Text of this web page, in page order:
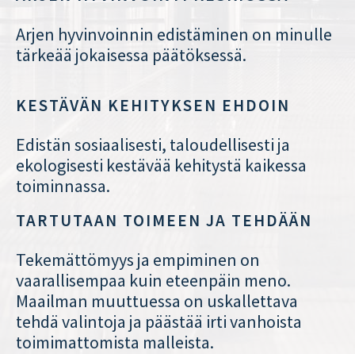
Arjen hyvinvoinnin edistäminen on minulle
tärkeää jokaisessa päätöksessä.
KESTÄVÄN KEHITYKSEN EHDOIN
Edistän sosiaalisesti, taloudellisesti ja
ekologisesti kestävää kehitystä kaikessa
toiminnassa.
TARTUTAAN TOIMEEN JA TEHDÄÄN
Tekemättömyys ja empiminen on
vaarallisempaa kuin eteenpäin meno.
Maailman muuttuessa on uskallettava
tehdä valintoja ja päästää irti vanhoista
toimimattomista malleista.